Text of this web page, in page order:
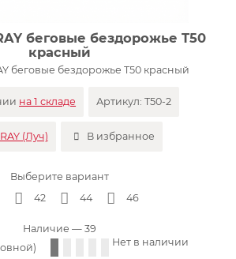
беговые бездорожье T50
красный
беговые бездорожье T50 красный
на 1 складе Артикул:T50-2
RAY (Луч) В избранное
Выберите вариант
42 44 46
Наличие — 39
Нет в наличии